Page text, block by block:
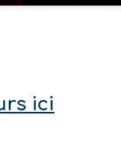
ici